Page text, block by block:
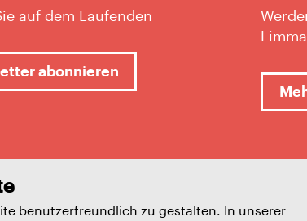
auf dem Laufenden
abonnieren
benutzerfreundlich zu gestalten. In unserer